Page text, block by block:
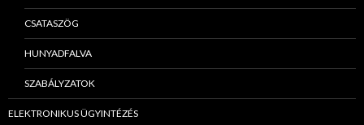
CSATASZÖG
HUNYADFALVA
SZABÁLYZATOK
ELEKTRONIKUS ÜGYINTÉZÉS